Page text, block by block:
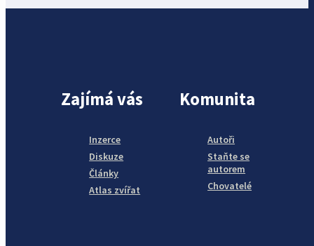
Zajímá vás
Inzerce
Diskuze
Články
Atlas zvířat
Komunita
Autoři
Staňte se
autorem
Chovatelé